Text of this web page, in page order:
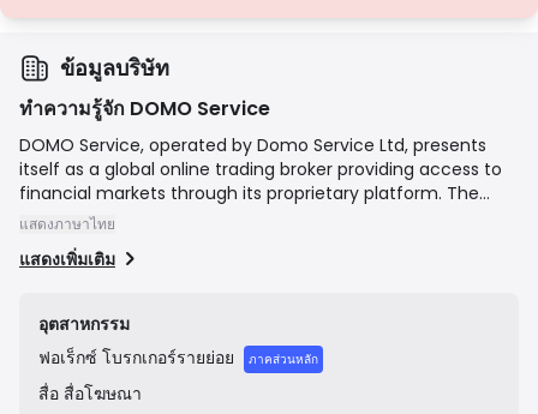
ข้อมูลบริษัท
ทำความรู้จัก DOMO Service
DOMO Service, operated by Domo Service Ltd, presents
itself as a global online trading broker providing access to
financial markets through its proprietary platform. The
company is registered in St. Vincent and the Grenadines, a
common jurisdiction for offshore brokers. It offers clients
the ability to trade CFDs on a variety of asset classes,
commodities, targeting a global retail trading audience.
แสดงภาษาไทย
แสดงเพิ่มเติม
อุตสาหกรรม
ฟอเร็กซ์ โบรกเกอร์รายย่อย ภาคส่วนหลัก
สื่อ สื่อโฆษณา